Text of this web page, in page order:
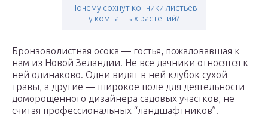
Почему сохнут кончики листьев
у комнатных растений?
Бронзоволистная осока — гостья, пожаловавшая к
нам из Новой Зеландии. Не все дачники относятся к
ней одинаково. Одни видят в ней клубок сухой
травы, а другие — широкое поле для деятельности
доморощенного дизайнера садовых участков, не
считая профессиональных “ландшафтников”.